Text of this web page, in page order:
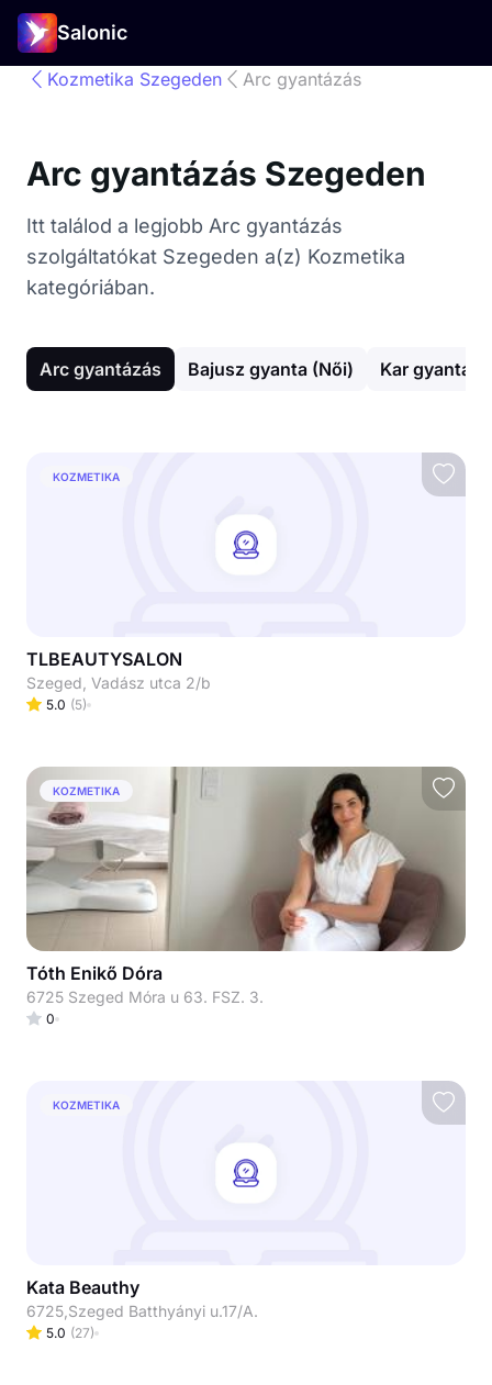
Salonic
Kozmetika Szegeden Arc gyantázás
Arc gyantázás Szegeden
Itt találod a legjobb Arc gyantázás
szolgáltatókat Szegeden a(z) Kozmetika
kategóriában.
Arc gyantázás Bajusz gyanta (Női) Kar
KOZMETIKA
TLBEAUTYSALON
Szeged, Vadász utca 2/b
5.0 (5)
KOZMETIKA
Tóth Enikő Dóra
6725 Szeged Móra u 63. FSZ. 3.
0
KOZMETIKA
Kata Beauthy
6725,Szeged Batthyányi u.17/A.
5.0 (27)